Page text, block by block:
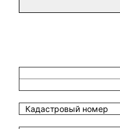
Кадастровый номер